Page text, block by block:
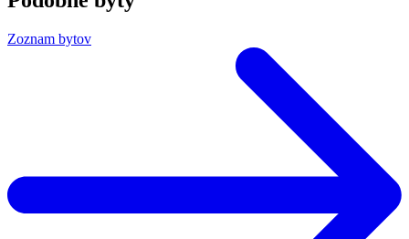
Zoznam bytov